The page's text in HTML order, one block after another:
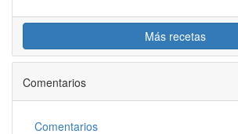
Más recetas
Comentarios
Comentarios